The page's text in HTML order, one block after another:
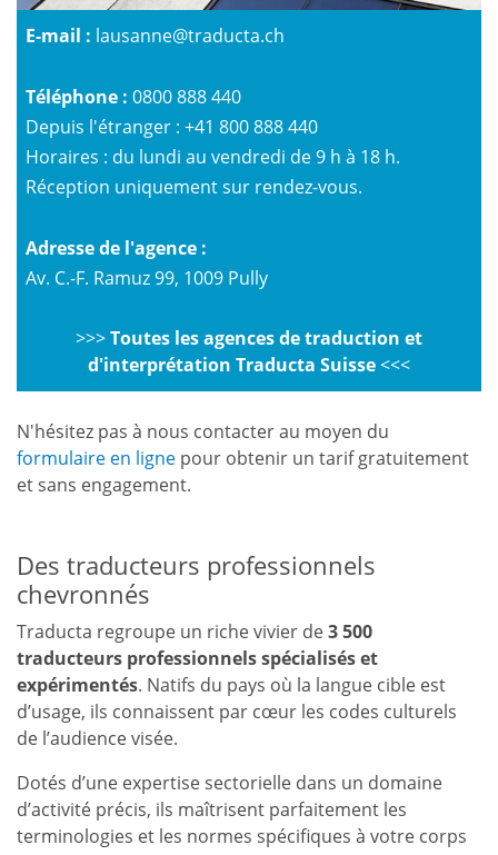
E-mail : lausanne@traducta.ch
Téléphone : 0800 888 440
Depuis l'étranger : +41 800 888 440
Horaires : du lundi au vendredi de 9 h à 18 h.
Réception uniquement sur rendez-vous.
Adresse de l'agence :
Av. C.-F. Ramuz 99, 1009 Pully
>>>Toutes les agences de traduction et
d'interprétation Traducta Suisse<<<
N'hésitez pas à nous contacter au moyen du
formulaire en ligne pour obtenir un tarif gratuitement
et sans engagement.
Des traducteurs professionnels
chevronnés
Traducta regroupe un riche vivier de3 500
traducteurs professionnels spécialisés et
expérimentés. Natifs du pays où la langue cible est
d’usage, ils connaissent par cœur les codes culturels
de l’audience visée.
Dotés d’une expertise sectorielle dans un domaine
d’activité précis, ils maîtrisent parfaitement les
terminologies et les normes spécifiques à votre corps